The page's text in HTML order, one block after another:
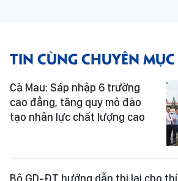
TIN CÙNG CHUYÊN MỤC
Cà Mau: Sáp nhập 6 trường
cao đẳng, tăng quy mô đào
tạo nhân lực chất lượng cao
Bộ GD-ĐT hướng dẫn thi lại cho thí